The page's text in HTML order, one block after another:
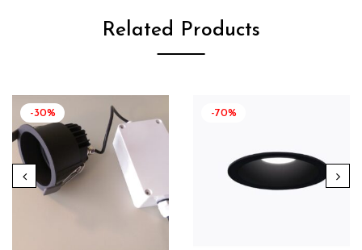
Related Products
-30% -70%